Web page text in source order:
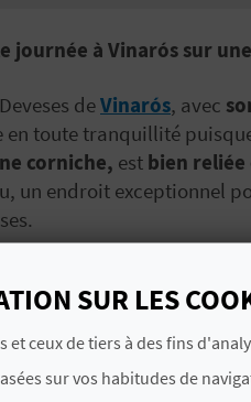
journée à Vinarós sur
deVinarós, avec
toute tranquillité
corniche, est bien reliée
un endroit exceptionnel
Deveses est une plage
! N’hésitez pas à
.
SUR LES
ceux de tiers à des fins
sur vos habitudes de